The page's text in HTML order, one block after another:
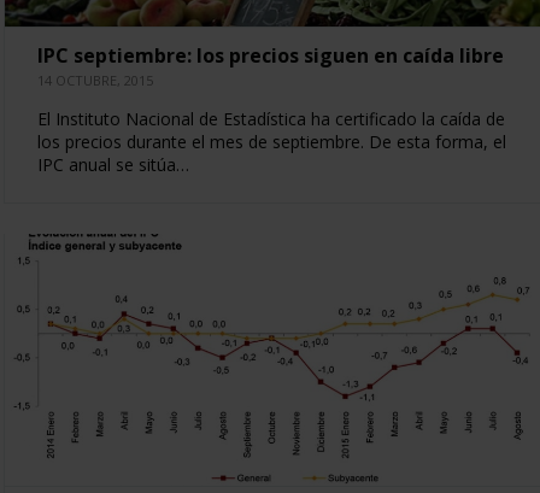
IPC septiembre: los precios siguen en caída libre
14 OCTUBRE, 2015
El Instituto Nacional de Estadística ha certificado la caída de
los precios durante el mes de septiembre. De esta forma, el
IPC anual se sitúa…